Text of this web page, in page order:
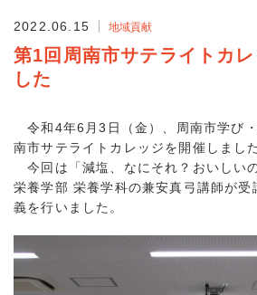
2022.06.15 地域貢献
第1回周南市サテライトカ
した
令和4年6月3日（金）、周南市学び
南市サテライトカレッジを開催しました
今回は「減塩、なにそれ？おいしい
栄養学部 栄養学科の兼安真弓講師が受
義を行いました。